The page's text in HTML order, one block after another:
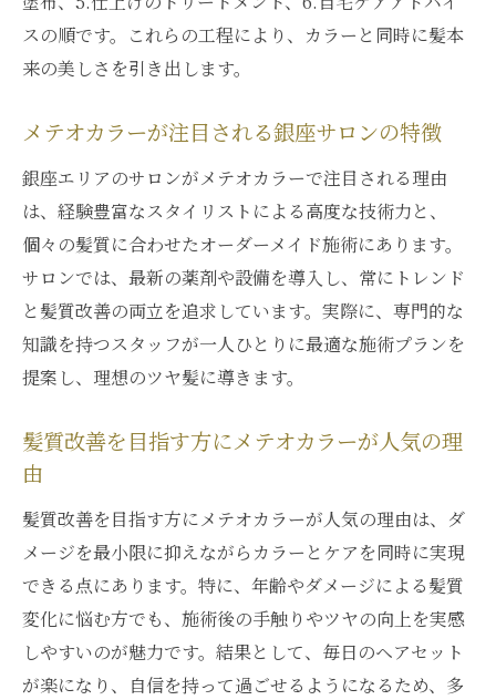
敏感な髪にも安心なメテオカラーの特徴紹
介
魅力
柔らかさと輝きを同時に得る方法を解説
メテオカラーで柔らかさと輝きを両立する
方法
髪質改善におけるメテオカラーの効果的な
活用法
柔らかいツヤ髪を目指すメテオカラー施術
の流れ
ツ
ト
柔らかさとツヤ感を与えるメテオカラーの
秘訣
銀座エリアで体験できる髪質改善の魅力
銀座で体験できるメテオカラー髪質改善の
スの順です。これらの工程により、カラーと同時に髪本
来の美しさを引き出します。
メテオカラーが注目される銀座サロンの特徴
銀座エリアのサロンがメテオカラーで注目される理由
は、経験豊富なスタイリストによる高度な技術力と、
個々の髪質に合わせたオーダーメイド施術にあります。
サロンでは、最新の薬剤や設備を導入し、常にトレンド
と髪質改善の両立を追求しています。実際に、専門的な
知識を持つスタッフが一人ひとりに最適な施術プランを
提案し、理想のツヤ髪に導きます。
髪質改善を目指す方にメテオカラーが人気の理
由
髪質改善を目指す方にメテオカラーが人気の理由は、ダ
メージを最小限に抑えながらカラーとケアを同時に実現
できる点にあります。特に、年齢やダメージによる髪質
変化に悩む方でも、施術後の手触りやツヤの向上を実感
しやすいのが魅力です。結果として、毎日のヘアセット
が楽になり、自信を持って過ごせるようになるため、多